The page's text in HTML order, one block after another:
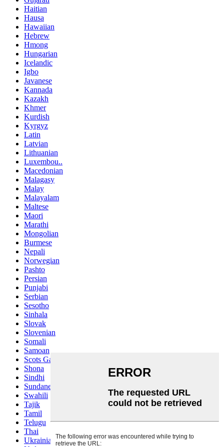
Haitian
Hausa
Hawaiian
Hebrew
Hmong
Hungarian
Icelandic
Igbo
Javanese
Kannada
Kazakh
Khmer
Kurdish
Kyrgyz
Latin
Latvian
Lithuanian
Luxembou..
Macedonian
Malagasy
Malay
Malayalam
Maltese
Maori
Marathi
Mongolian
Burmese
Nepali
Norwegian
Pashto
Persian
Punjabi
Serbian
Sesotho
Sinhala
Slovak
Slovenian
Somali
Samoan
Scots Gaelic
Shona
Sindhi
Sundanese
Swahili
Tajik
Tamil
Telugu
Thai
Ukrainian